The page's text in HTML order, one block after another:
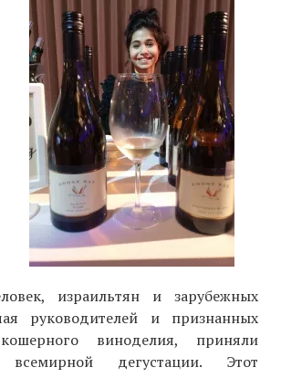
израильтян и зарубежных
руководителей и признанных
виноделия, приняли
дегустации. Этот